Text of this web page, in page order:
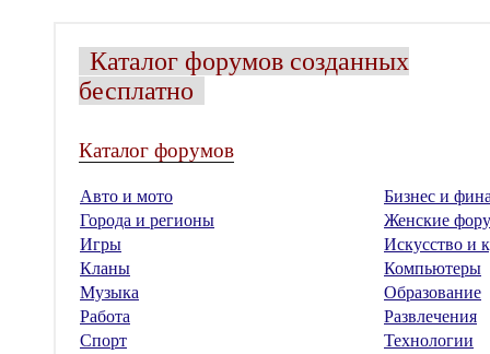
Каталог форумов созданных
бесплатно
Каталог форумов
Авто и мото
Бизнес и
Города и регионы
Женские
Игры
Искусство и
Кланы
Компьютеры
Музыка
Образование
Работа
Развлечения
Спорт
Технологии